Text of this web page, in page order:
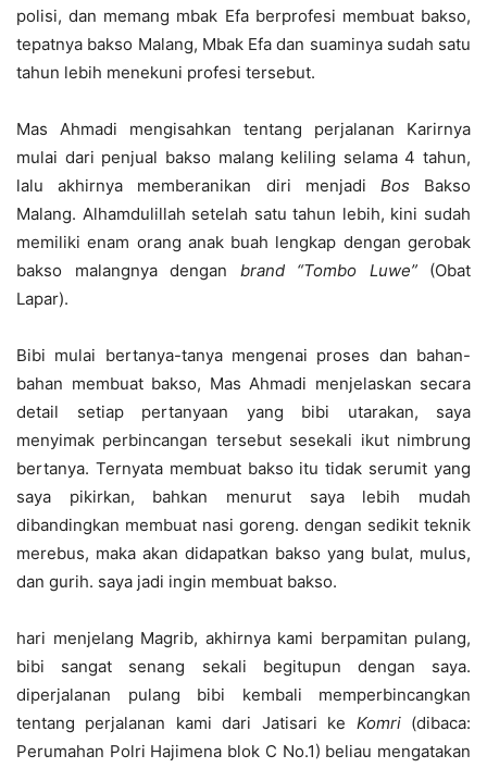
polisi, dan memang mbak Efa berprofesi membuat bakso,
tepatnya bakso Malang, Mbak Efa dan suaminya sudah satu
tahun lebih menekuni profesi tersebut.
Mas Ahmadi mengisahkan tentang perjalanan Karirnya
mulai dari penjual bakso malang keliling selama 4 tahun,
lalu akhirnya memberanikan diri menjadi Bos Bakso
Malang. Alhamdulillah setelah satu tahun lebih, kini sudah
memiliki enam orang anak buah lengkap dengan gerobak
bakso malangnya dengan brand “Tombo Luwe”(Obat
Lapar).
Bibi mulai bertanya-tanya mengenai proses dan bahan-
bahan membuat bakso, Mas Ahmadi menjelaskan secara
detail setiap pertanyaan yang bibi utarakan, saya
menyimak perbincangan tersebut sesekali ikut nimbrung
bertanya. Ternyata membuat bakso itu tidak serumit yang
saya pikirkan, bahkan menurut saya lebih mudah
dibandingkan membuat nasi goreng. dengan sedikit teknik
merebus, maka akan didapatkan bakso yang bulat, mulus,
dan gurih. saya jadi ingin membuat bakso.
hari menjelang Magrib, akhirnya kami berpamitan pulang,
bibi sangat senang sekali begitupun dengan saya.
diperjalanan pulang bibi kembali memperbincangkan
tentang perjalanan kami dari Jatisari ke Komri(dibaca:
Perumahan Polri Hajimena blok C No.1) beliau mengatakan